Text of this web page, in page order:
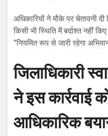
​अधिकारियों ने मौके पर चेतावनी
किसी भी स्थिति में बर्दाश्त नहीं
​”नियमित रूप से जारी रहेगा
​जिलाधिकारी
ने इस कार्रवाई
आधिकारिक